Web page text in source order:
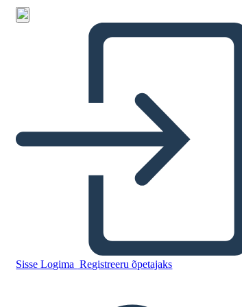
Sisse Logima Registreeru õpetajaks